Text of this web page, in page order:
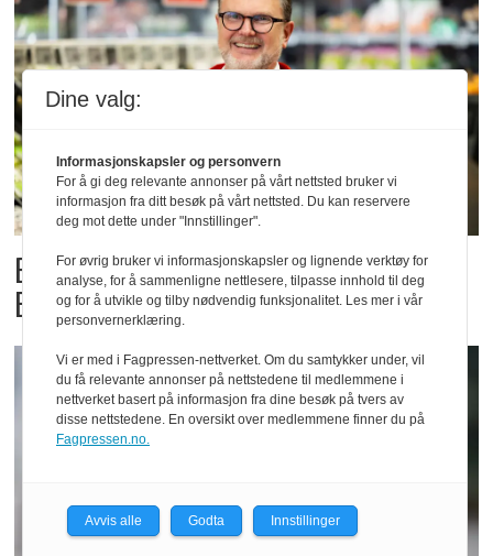
Billigbonanza da Norge slo
Elfenbenkysten
Dine valg:
Informasjonskapsler og personvern
For å gi deg relevante annonser på vårt nettsted bruker vi
informasjon fra ditt besøk på vårt nettsted. Du kan reservere
deg mot dette under "Innstillinger".
For øvrig bruker vi informasjonskapsler og lignende verktøy for
analyse, for å sammenligne nettlesere, tilpasse innhold til deg
og for å utvikle og tilby nødvendig funksjonalitet. Les mer i vår
personvernerklæring.
Vi er med i Fagpressen-nettverket. Om du samtykker under, vil
du få relevante annonser på nettstedene til medlemmene i
nettverket basert på informasjon fra dine besøk på tvers av
disse nettstedene. En oversikt over medlemmene finner du på
Fagpressen.no.
Avvis alle Godta Innstillinger